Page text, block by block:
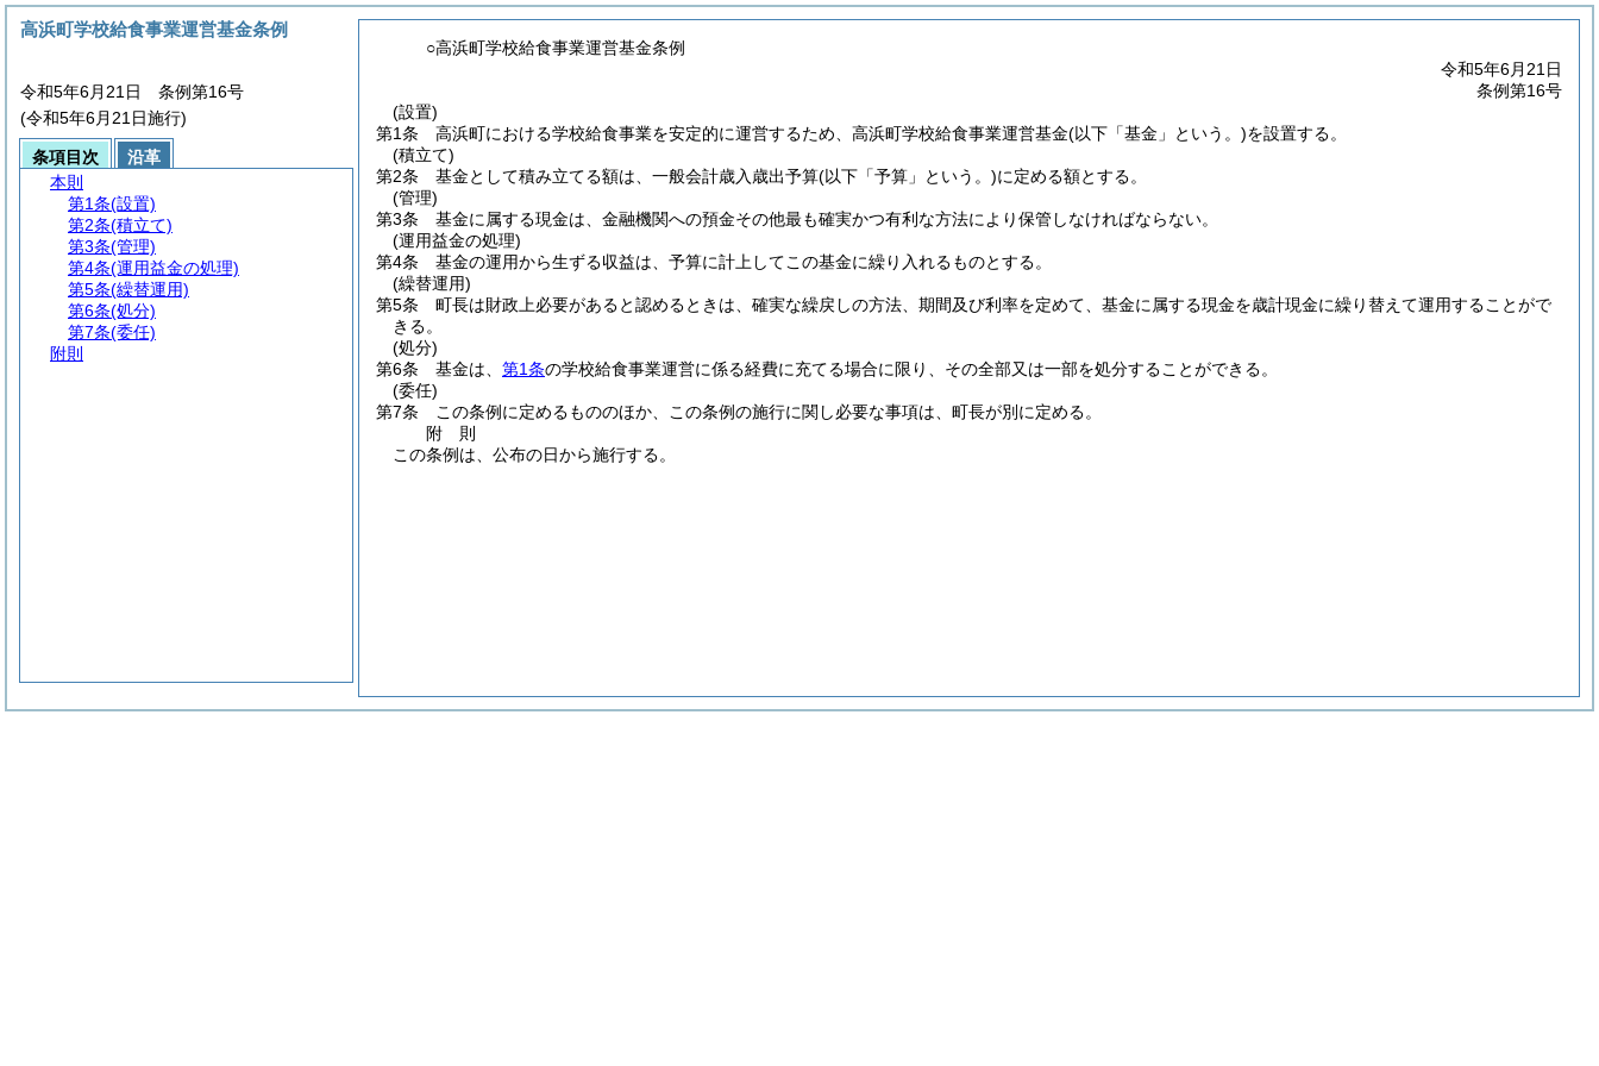
○高浜町学校給食事業運営基金条例
令和5年6月21日
条例第16号
(設置)
第1条
高浜町における学校給食事業を安定的に運営するため、高浜町学校給食事業運営基金(以下「基金」という。)を設置する。
(積立て)
第2条
基金として積み立てる額は、一般会計歳入歳出予算(以下「予算」という。)に定める額とする。
(管理)
第3条
基金に属する現金は、金融機関への預金その他最も確実かつ有利な方法により保管しなければならない。
(運用益金の処理)
第4条
基金の運用から生ずる収益は、予算に計上してこの基金に繰り入れるものとする。
(繰替運用)
第5条
町長は財政上必要があると認めるときは、確実な繰戻しの方法、期間及び利率を定めて、基金に属する現金を歳計現金に繰り替えて運用することがで
きる。
(処分)
第6条
基金は、 第1条の学校給食事業運営に係る経費に充てる場合に限り、その全部又は一部を処分することができる。
(委任)
第7条
この条例に定めるもののほか、この条例の施行に関し必要な事項は、町長が別に定める。
附 則
この条例は、公布の日から施行する。
高浜町学校給食事業運営基金条例
令和5年6月21日 条例第16号
(令和5年6月21日施行)
条項目次
沿革
本則
第1条(設置)
第2条(積立て)
第3条(管理)
第4条(運用益金の処理)
第5条(繰替運用)
第6条(処分)
第7条(委任)
附則